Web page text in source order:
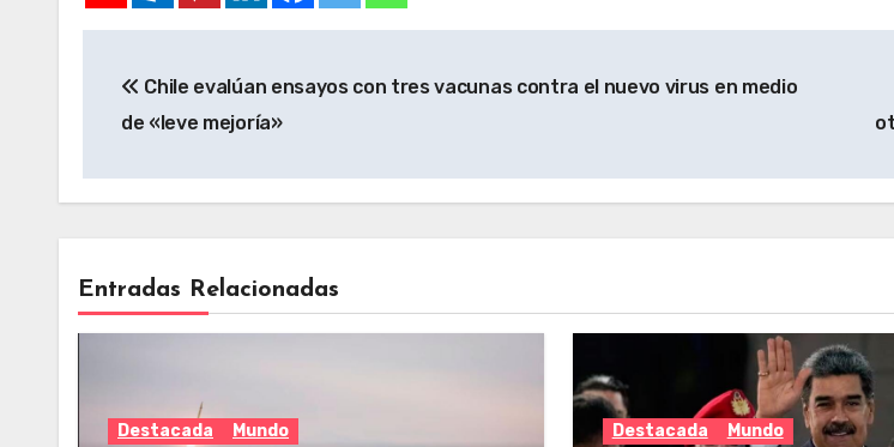
Chile evalúan ensayos con tres vacunas contra el nuevo virus en medio
de «leve mejoría»
Entradas Relacionadas
Destacada Mundo Destacada Mundo